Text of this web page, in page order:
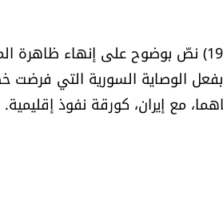
ورغم أن اتفاق الطائف (1989) نصّ بوضوح على
الوصاية السورية التي
مع إيران، كورقة نفوذ